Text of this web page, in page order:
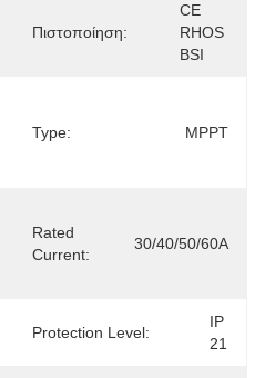
Πιστοποίηση:
CE
RHOS
BSI
Type: MPPT
Rated
Current:
30/40/50/60A
Protection Level:
IP
21